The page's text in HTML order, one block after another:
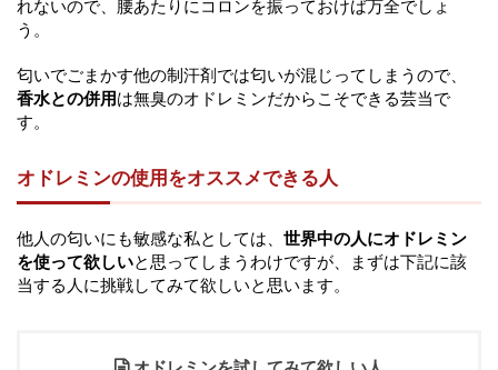
れないので、腰あたりにコロンを振っておけば万全でしょ
う。
匂いでごまかす他の制汗剤では匂いが混じってしまうので、
香水との併用は無臭のオドレミンだからこそできる芸当で
す。
オドレミンの使用をオススメできる人
他人の匂いにも敏感な私としては、 世界中の人にオドレミン
を使って欲しいと思ってしまうわけですが、まずは下記に該
当する人に挑戦してみて欲しいと思います。